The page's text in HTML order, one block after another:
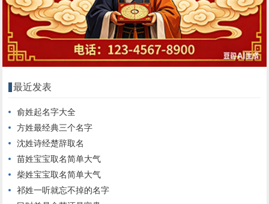
最近发表
俞姓起名字大全
方姓最经典三个名字
沈姓诗经楚辞取名
苗姓宝宝取名简单大气
柴姓宝宝取名简单大气
祁姓一听就忘不掉的名字